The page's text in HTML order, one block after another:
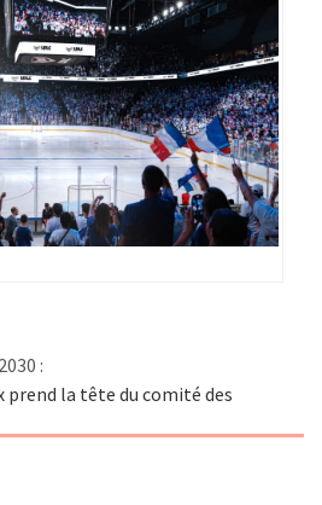
:
prend la tête du comité des